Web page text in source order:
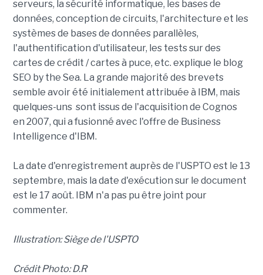
serveurs, la sécurité informatique, les bases de
données, conception de circuits, l'architecture et les
systèmes de bases de données parallèles,
l'authentification d'utilisateur, les tests sur des
cartes de crédit / cartes à puce, etc. explique le blog
SEO by the Sea. La grande majorité des brevets
semble avoir été initialement attribuée à IBM, mais
quelques-uns sont issus de l'acquisition de Cognos
en 2007, qui a fusionné avec l'offre de Business
Intelligence d'IBM.
La date d'enregistrement auprès de l'USPTO est le 13
septembre, mais la date d'exécution sur le document
est le 17 août. IBM n'a pas pu être joint pour
commenter.
Illustration: Siège de l'USPTO
Crédit Photo: D.R